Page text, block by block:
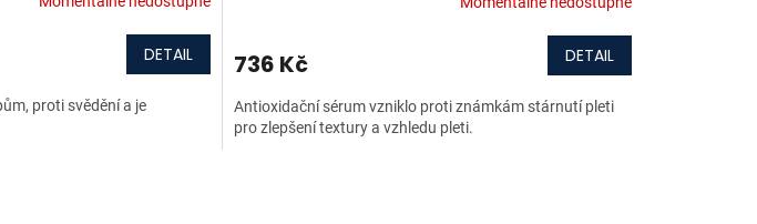
DETAIL
proti svědění a je
736 Kč DETAIL
Antioxidační sérum vzniklo proti známkám stárnutí pleti
pro zlepšení textury a vzhledu pleti.